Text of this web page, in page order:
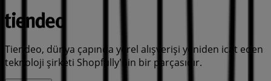
Tiendeo, dünya çapında yerel alışverişi yeniden icat eden
teknoloji şirketi Shopfully'nin bir parçasıdır.